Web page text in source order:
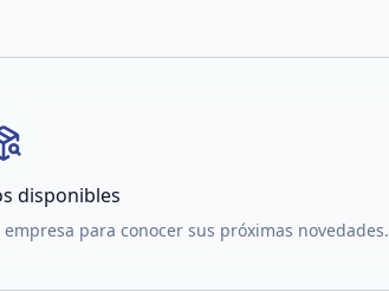
disponibles
para conocer sus próximas novedades.